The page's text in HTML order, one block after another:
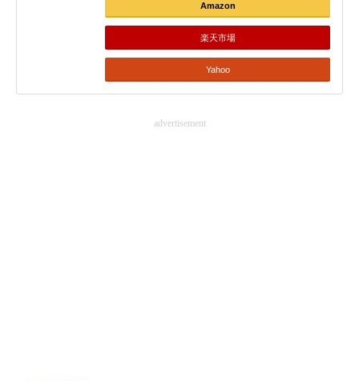
Amazon
楽天市場
Yahoo
advertisement